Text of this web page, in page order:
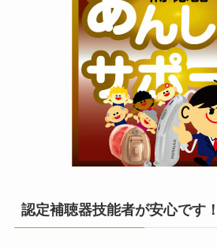
認定補聴器技能者が安心です！